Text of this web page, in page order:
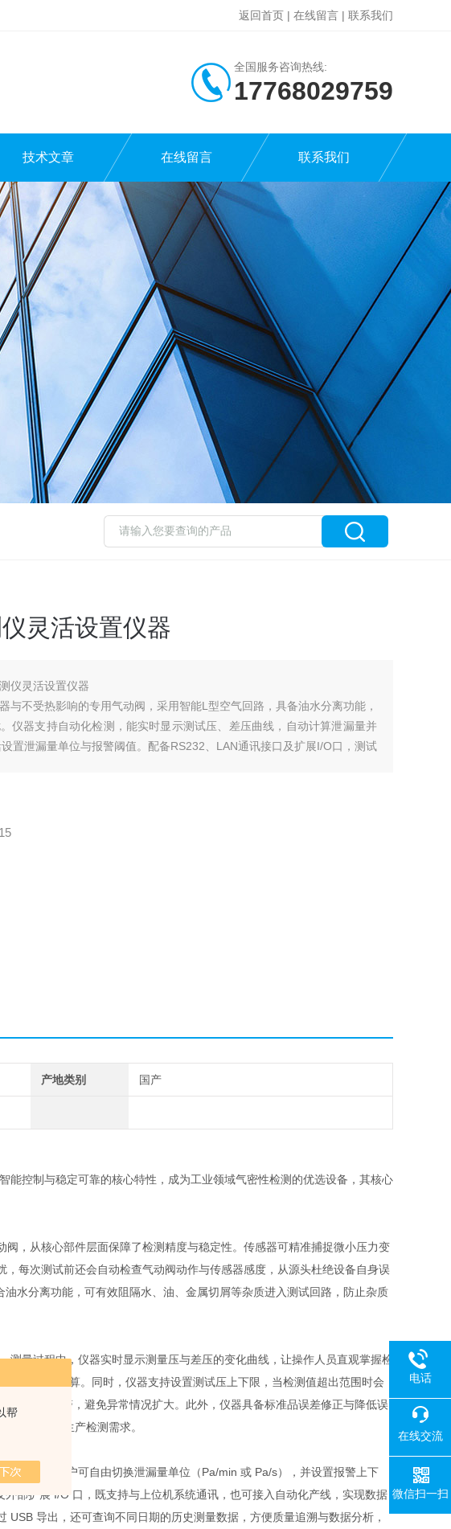
帮
返回首页 | 在线留言 | 联系我们
全国服务咨询热线:
17768029759
技术文章 在线留言 联系我们
灵活设置仪器
仪灵活设置仪器
与不受热影响的专用气动阀，采用智能L型空气回路，具备油水分离功能，
仪器支持自动化检测，能实时显示测试压、差压曲线，自动计算泄漏量并
置泄漏量单位与报警阈值。配备RS232、LAN通讯接口及扩展I/O口，测试
产地类别 国产
能控制与稳定可靠的核心特性，成为工业领域气密性检测的优选设备，其核心
，从核心部件层面保障了检测精度与稳定性。传感器可精准捕捉微小压力变
每次测试前还会自动检查气动阀动作与传感器感度，从源头杜绝设备自身误
水分离功能，可有效阻隔水、油、金属切屑等杂质进入测试回路，防止杂质
量过程中，仪器实时显示测量压与差压的变化曲线，让操作人员直观掌握检
无需人工核算。同时，仪器支持设置测试压上下限，当检测值超出范围时会
即停机报警，避免异常情况扩大。此外，仪器具备标准品误差修正与降低误
小批量的生产检测需求。
测需求。用户可自由切换泄漏量单位（Pa/min 或 Pa/s），并设置报警上下
部扩展 I/O 口，既支持与上位机系统通讯，也可接入自动化产线，实现数据
导出，还可查询不同日期的历史测量数据，方便质量追溯与数据分析，
电话
在线交流
微信扫一扫